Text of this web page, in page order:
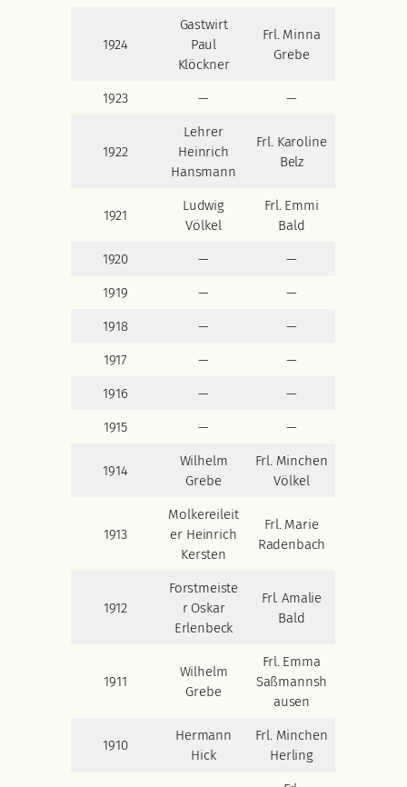
1924
Gastwirt
Paul
Klöckner
Frl. Minna
Grebe
1923 — —
1922
Lehrer
Heinrich
Hansmann
Frl. Karoline
Belz
1921
Ludwig
Völkel
Frl. Emmi
Bald
1920 — —
1919 — —
1918 — —
1917 — —
1916 — —
1915 — —
1914
Wilhelm
Grebe
Frl. Minchen
Völkel
1913
Molkereileit
er Heinrich
Kersten
Frl. Marie
Radenbach
1912
Forstmeiste
r Oskar
Erlenbeck
Frl. Amalie
Bald
1911
Wilhelm
Grebe
Frl. Emma
Saßmannsh
ausen
1910
Hermann
Hick
Frl. Minchen
Herling